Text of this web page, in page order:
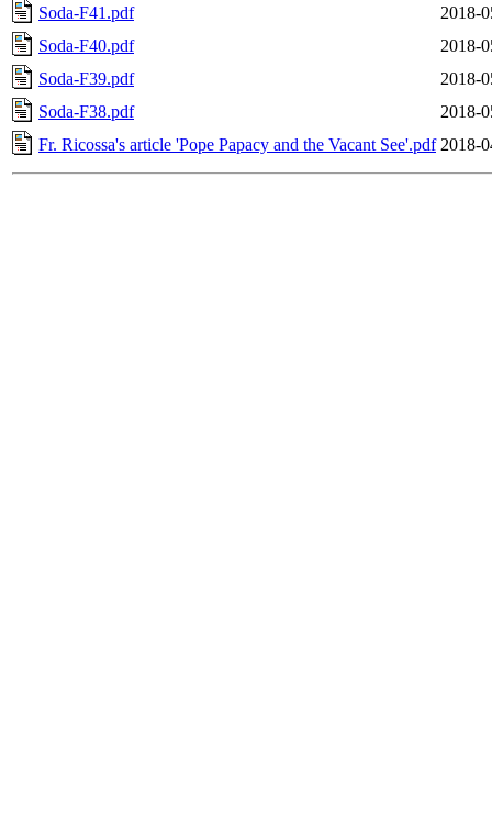
Soda-F41.pdf
2018-
Soda-F40.pdf
2018-
Soda-F39.pdf
2018-
Soda-F38.pdf
2018-
Fr. Ricossa's article 'Pope Papacy and the Vacant See'.pdf 2018-